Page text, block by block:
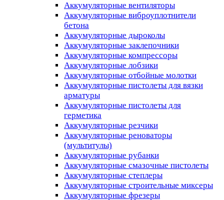
Аккумуляторные вентиляторы
Аккумуляторные виброуплотнители
бетона
Аккумуляторные дыроколы
Аккумуляторные заклепочники
Аккумуляторные компрессоры
Аккумуляторные лобзики
Аккумуляторные отбойные молотки
Аккумуляторные пистолеты для вязки
арматуры
Аккумуляторные пистолеты для
герметика
Аккумуляторные резчики
Аккумуляторные реноваторы
(мультитулы)
Аккумуляторные рубанки
Аккумуляторные смазочные пистолеты
Аккумуляторные степлеры
Аккумуляторные строительные миксеры
Аккумуляторные фрезеры